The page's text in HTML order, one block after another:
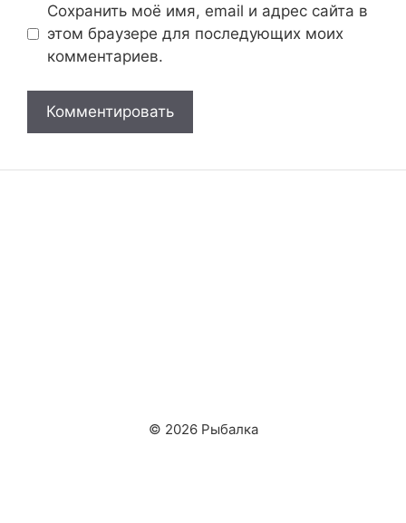
Сохранить моё имя, email и адрес сайта в
этом браузере для последующих моих
комментариев.
© 2026 Рыбалка